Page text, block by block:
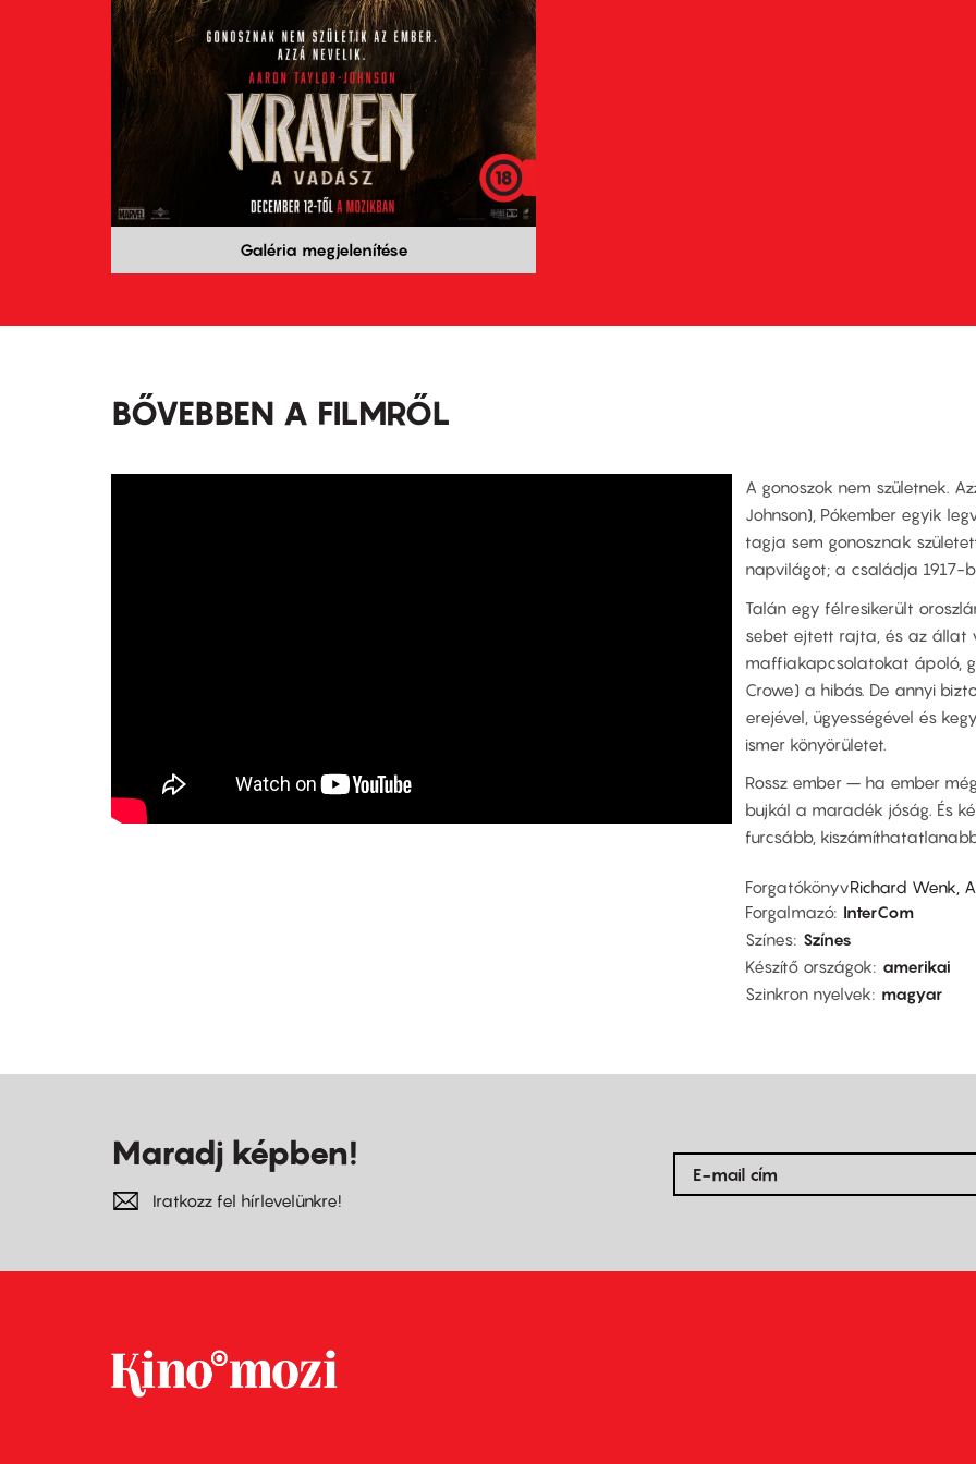
Galéria megjelenítése
BŐVEBBEN A FILMRŐL
A gonoszok nem születnek.
Johnson), Pókember egyik
tagja sem gonosznak
napvilágot; a családja 1917-
Talán egy félresikerült
sebet ejtett rajta, és az állat
maffiakapcsolatokat ápoló,
Crowe) a hibás. De annyi
erejével, ügyességével és
ismer könyörületet.
Rossz ember – ha ember
bujkál a maradék jóság. És
furcsább,
ForgatókönyvRichard Wenk,
Forgalmazó InterCom
Színes Színes
Készítő országok
amerikai
Szinkron nyelvek
magyar
Maradj képben!
Iratkozz fel hírlevelünkre!